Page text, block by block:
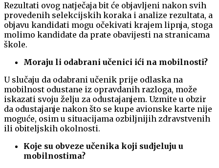
Rezultati ovog natječaja bit će objavljeni nakon svih
provedenih selekcijskih koraka i analize rezultata, a
objavu kandidati mogu očekivati krajem lipnja, stoga
molimo kandidate da prate obavijesti na stranicama
škole.
Moraju li odabrani učenici ići na mobilnosti?
U slučaju da odabrani učenik prije odlaska na
mobilnost odustane iz opravdanih razloga, može
iskazati svoju želju za odustajanjem. Uzmite u obzir
da odustajanje nakon što se kupe avionske karte nije
moguće, osim u situacijama ozbiljnijih zdravstvenih
ili obiteljskih okolnosti.
Koje su obveze učenika koji sudjeluju u
mobilnostima?